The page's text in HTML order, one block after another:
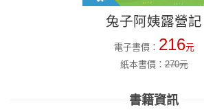
兔子阿姨露營記
電子書價： 216元
紙本書價：270元
書籍資訊